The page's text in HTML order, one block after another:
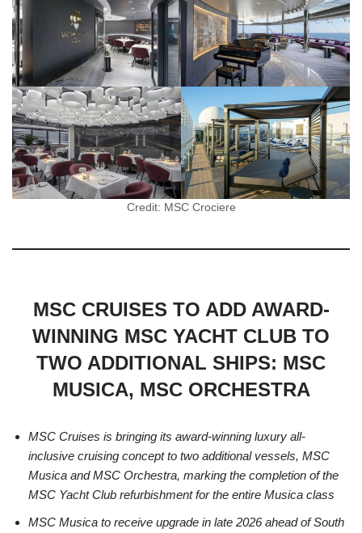
Credit: MSC Crociere
MSC CRUISES TO ADD AWARD-
WINNING MSC YACHT CLUB TO
TWO ADDITIONAL SHIPS: MSC
MUSICA, MSC ORCHESTRA
MSC Cruises is bringing its award-winning luxury all-
inclusive cruising concept to two additional vessels, MSC
Musica and MSC Orchestra, marking the completion of the
MSC Yacht Club refurbishment for the entire Musica class
MSC Musica to receive upgrade in late 2026 ahead of South